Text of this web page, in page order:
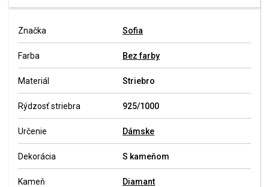
Značka Sofia
Farba Bez farby
Materiál Striebro
Rýdzosť striebra 925/1000
Určenie Dámske
Dekorácia S kameňom
Kameň Diamant